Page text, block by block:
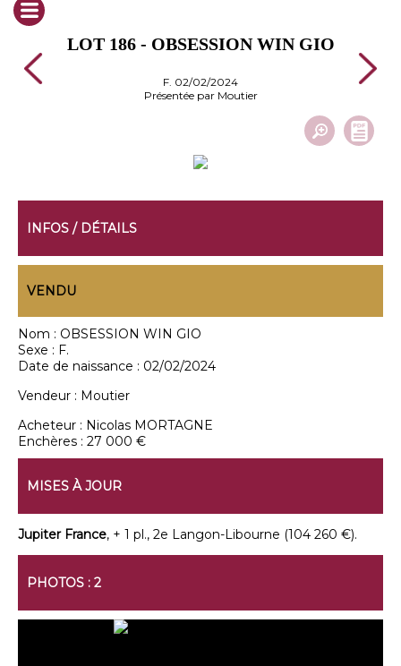
LOT 186 - OBSESSION WIN GIO
F. 02/02/2024
Présentée par Moutier
INFOS / DÉTAILS
VENDU
Nom : OBSESSION WIN GIO
Sexe : F.
Date de naissance : 02/02/2024
Vendeur : Moutier
Acheteur : Nicolas MORTAGNE
Enchères : 27 000 €
MISES À JOUR
Jupiter France, + 1 pl., 2e Langon-Libourne (104 260 €).
PHOTOS : 2